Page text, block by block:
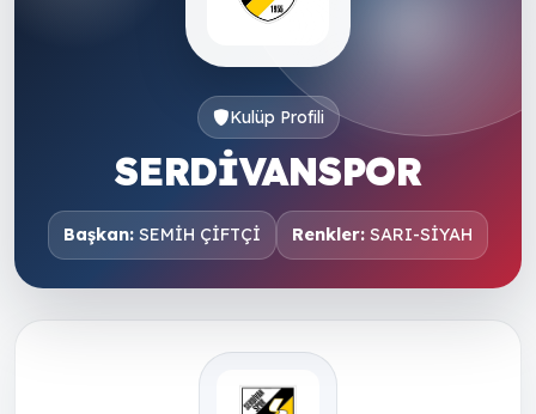
Kulüp Profili
SERDİVANSPOR
Başkan: SEMİH ÇİFTÇİ Renkler: SARI-SİYAH